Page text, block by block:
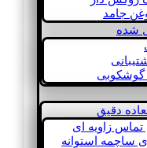
جامد
شده
گوشکوبی
دقیق
تماس زاویه ای
ساچمه استوانه